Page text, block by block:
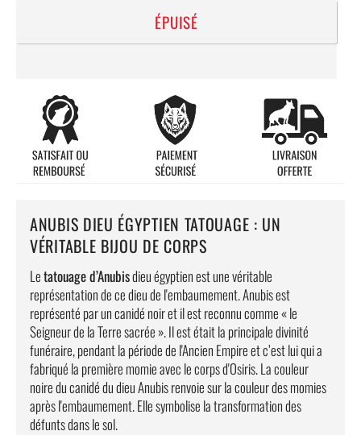
ÉPUISÉ
ANUBIS DIEU ÉGYPTIEN TATOUAGE : UN
VÉRITABLE BIJOU DE CORPS
Letatouage d’Anubisdieu égyptien est une véritable
représentation de ce dieu de l'embaumement. Anubis est
représenté par un canidé noir et il est reconnu comme « le
Seigneur de la Terre sacrée ». Il est était la principale divinité
funéraire, pendant la période de l'Ancien Empire et c’est lui qui a
fabriqué la première momie avec le corps d'Osiris. La couleur
noire du canidé du dieu Anubis renvoie sur la couleur des momies
après l'embaumement. Elle symbolise la transformation des
défunts dans le sol.